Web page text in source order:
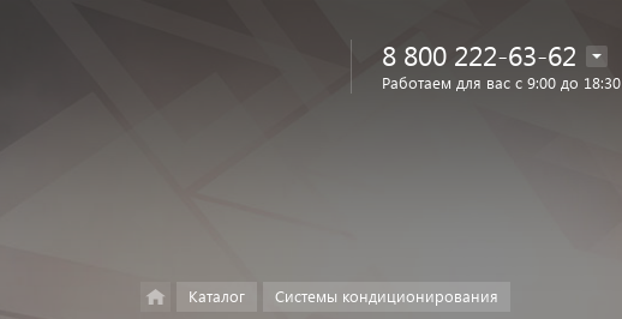
8 800 222-63-62
Работаем для вас с 9:00 до 18:30
Каталог Системы кондиционирования